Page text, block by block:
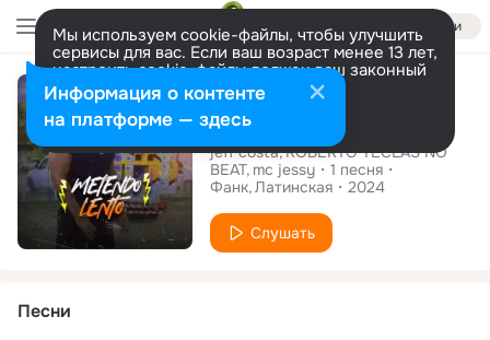
Войти
Мы используем cookie-файлы, чтобы улучшить
сервисы для вас. Если ваш возраст менее 13 лет,
настроить cookie-файлы должен ваш законный
представитель. Больше информации
Разрешить все Настроить
Metendo Lento
jeff costa ROBERTO TECLAS NO
BEAT mc jessy 1 песня
Фанк Латинская 2024
Слушать
Песни
Информация о контенте
на платформе — здесь